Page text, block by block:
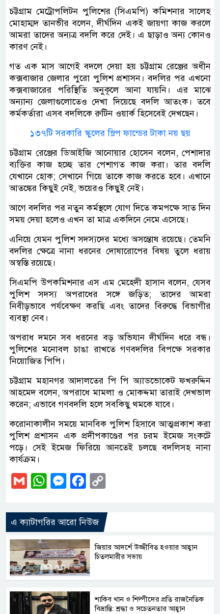
চট্টগ্রাম মেট্রোপলিটন পুলিশের (সিএমপি) কমিশনার সালেহ
মোহাম্মদ তানভীর বলেন, দীর্ঘদিন একই জায়গা কাজ করলে
আমরা তাদের অন্যত্র বদলি করে দেই। এ ছাড়াও অন্য কোনও
কারণ নেই।
গত এক মাস আগেই বদলে দেয়া হয় চট্টগ্রাম রেঞ্জের অধীন
কক্সবাজার জেলার পুরো পুলিশ প্রশাসন। বদলির পর এখনো
কক্সবাজারের পরিস্থিতি অনুকূলে আনা যায়নি। এর মাঝে
অন্যান্য জেলাগুলোতেও দেখা দিয়েছে বদলি আতংক। তবে
কর্মকর্তারা এসব বদলিকে রুটিন ওয়ার্ক হিসেবেই দেখছেন।
১৩৭টি সরকারি স্কুলের স্লিপ ফান্ডের টাকা নয় ছয়
চট্টগ্রাম রেঞ্জের ডিআইজি আনোয়ার হোসেন বলেন, পেশাদার
ব্যক্তির কাজ হচ্ছে তার পেশাগত কাজ করা। তার বদলি
যেখানে হোক; সেখানে গিয়ে তাকে কাজ করতে হবে। এখানে
আতঙ্কের কিছুই নেই, ভয়েরও কিছুই নেই।
আগে বদলির পর নতুন কর্মস্থলে যোগ দিতে কমপক্ষে সাত দিন
সময় দেয়া হলেও এখন তা মাত্র একদিনে নেমে এসেছে।
এনিয়ে যেমন পুলিশ সদস্যদের মধ্যে অসন্তোষ রয়েছে। তেমনি
বদলির ক্ষেত্রে নানা ধরনের দোষারোপের বিষয় তুলে ধরায়
অস্বস্তি রয়েছে।
সিএমপি উপকমিশনার এস এম মেহেদী হাসান বলেন, যেসব
পুলিশ সদস্য অপরাধের সঙ্গে জড়িত; তাদের আমরা
নিবীড়ভাবে পর্যবেক্ষণ করছি এবং তাদের বিরুদ্ধে বিভাগীর
ব্যবস্থা নেব।
অপরাধ দমনে সব ধরনের বড় অভিযান দীর্ঘদিন ধরে বন্ধ।
পুলিশের মনোবল চাঙা রাখতে গণবদলির বিপক্ষে সরকার
নিয়োজিত পিপি।
চট্টগ্রাম মহানগর আদালতের পি পি অ্যাডভোকেট ফখরুদ্দিন
আহমেদ বলেন, অপরাধে মামলা ও মোকদ্দমা তারাই দেখভাল
করেন; এভাবে গণবদলি হলে সবকিছু থমকে যাবে।
করোনাকালীন সময়ে মানবিক পুলিশ হিসাবে আত্মপ্রকাশ করা
পুলিশ প্রশাসন এক প্রদীপকাণ্ডের পর চরম ইমেজ সংকটে
পড়ে। সেই ইমেজ ফিরিয়ে আনতেই চলছে বদলিসহ নানা
কার্যক্রম।
GmailWhatsApp
Messenger
Facebook
এ ক্যাটাগরির আরো নিউজ
জিয়ার আদর্শে উজ্জীবিত হওয়ার আহ্বান
চিতলমারীর সভায়
শাকিব খান ও শিল্পীদের প্রতি রাজনৈতিক
বিভ্রান্তি: শ্রদ্ধা ও সচেতনতার আহ্বান